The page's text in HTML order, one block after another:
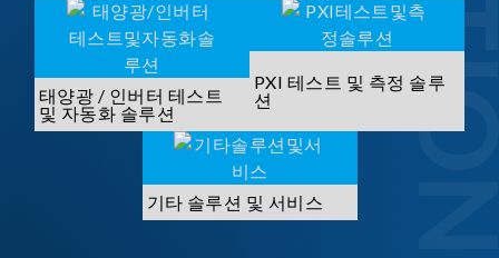
태양광 / 인버터 테스트
및 자동화 솔루션
PXI 테스트 및 측정 솔루
션
기타 솔루션 및 서비스